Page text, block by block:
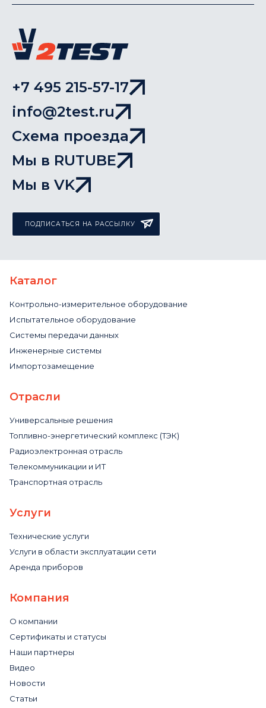
+7 495 215-57-17
info@2test.ru
Схема проезда
Мы в RUTUBE
Мы в VK
ПОДПИСАТЬСЯ НА РАССЫЛКУ
Каталог
Контрольно-измерительное оборудование
Испытательное оборудование
Системы передачи данных
Инженерные системы
Импортозамещение
Отрасли
Универсальные решения
Топливно-энергетический комплекс (ТЭК)
Радиоэлектронная отрасль
Телекоммуникации и ИТ
Транспортная отрасль
Услуги
Технические услуги
Услуги в области эксплуатации сети
Аренда приборов
Компания
О компании
Сертификаты и статусы
Наши партнеры
Видео
Новости
Статьи